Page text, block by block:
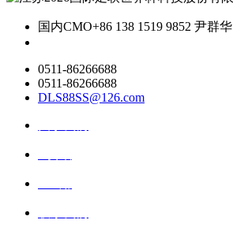
国内CMO+86 138 1519 9852 尹群华
0511-86266688
0511-86266688
DLS88SS@126.com